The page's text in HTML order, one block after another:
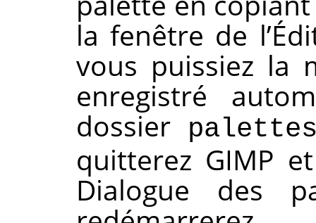
la fenêtre de
vous puissiez la
enregistré
dossier
quitterez GIMP
Dialogue des